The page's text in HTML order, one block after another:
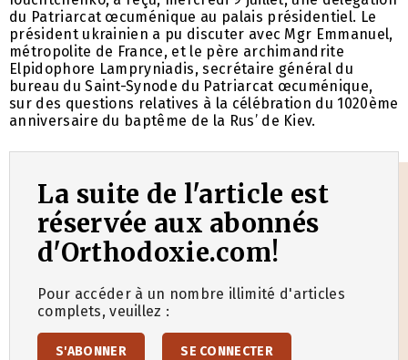
du Patriarcat œcuménique au palais présidentiel. Le
président ukrainien a pu discuter avec Mgr Emmanuel,
métropolite de France, et le père archimandrite
Elpidophore Lampryniadis, secrétaire général du
bureau du Saint-Synode du Patriarcat œcuménique,
sur des questions relatives à la célébration du 1020ème
anniversaire du baptême de la Rus’ de Kiev.
La suite de l'article est
réservée aux abonnés
d'Orthodoxie.com!
Pour accéder à un nombre illimité d'articles
complets, veuillez :
S'ABONNER SE CONNECTER